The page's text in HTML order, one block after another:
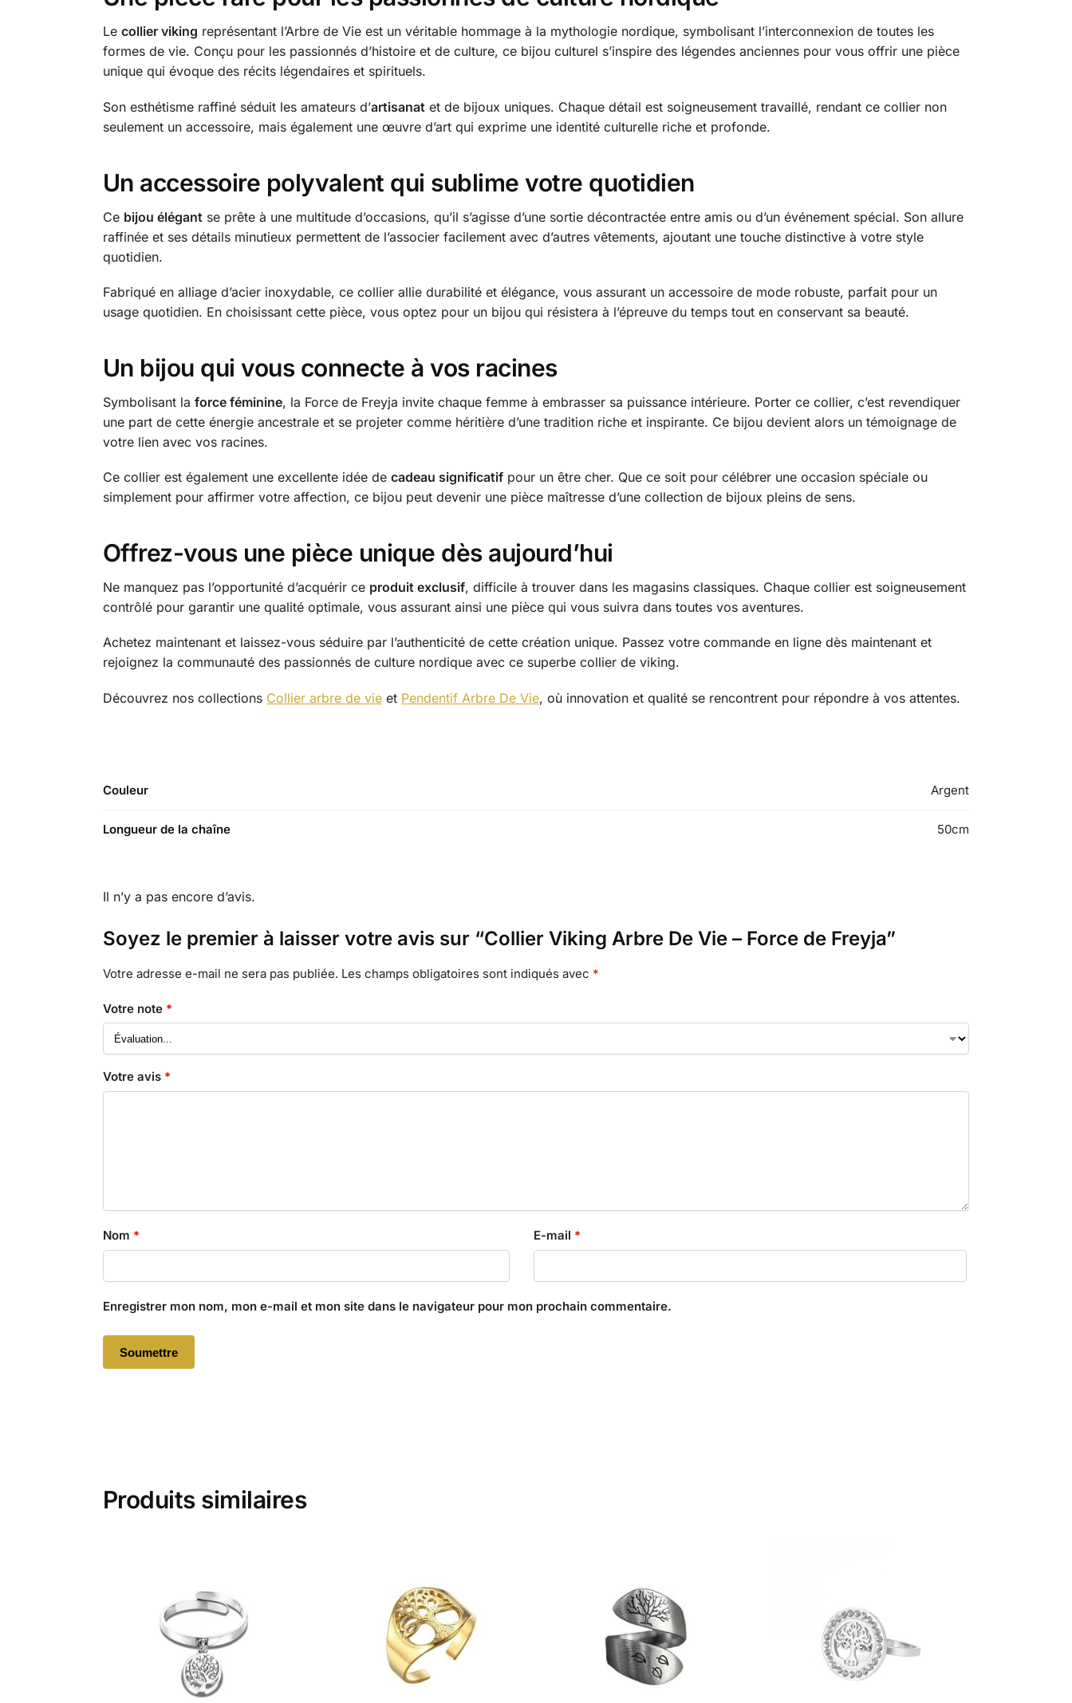
Le collier viking représentant l’Arbre de Vie est un véritable hommage à la mythologie nordique, symbolisant l’interconnexion de toutes les
formes de vie. Conçu pour les passionnés d’histoire et de culture, ce bijou culturel s’inspire des légendes anciennes pour vous offrir une pièce
unique qui évoque des récits légendaires et spirituels.
Son esthétisme raffiné séduit les amateurs d’artisanat et de bijoux uniques. Chaque détail est soigneusement travaillé, rendant ce collier non
seulement un accessoire, mais également une œuvre d’art qui exprime une identité culturelle riche et profonde.
Un accessoire polyvalent qui sublime votre quotidien
Ce bijou élégant se prête à une multitude d’occasions, qu’il s’agisse d’une sortie décontractée entre amis ou d’un événement spécial. Son allure
raffinée et ses détails minutieux permettent de l’associer facilement avec d’autres vêtements, ajoutant une touche distinctive à votre style
quotidien.
Fabriqué en alliage d’acier inoxydable, ce collier allie durabilité et élégance, vous assurant un accessoire de mode robuste, parfait pour un
usage quotidien. En choisissant cette pièce, vous optez pour un bijou qui résistera à l’épreuve du temps tout en conservant sa beauté.
Un bijou qui vous connecte à vos racines
Symbolisant la force féminine, la Force de Freyja invite chaque femme à embrasser sa puissance intérieure. Porter ce collier, c’est revendiquer
une part de cette énergie ancestrale et se projeter comme héritière d’une tradition riche et inspirante. Ce bijou devient alors un témoignage de
votre lien avec vos racines.
Ce collier est également une excellente idée de cadeau significatifpour un être cher. Que ce soit pour célébrer une occasion spéciale ou
simplement pour affirmer votre affection, ce bijou peut devenir une pièce maîtresse d’une collection de bijoux pleins de sens.
Offrez-vous une pièce unique dès aujourd’hui
Ne manquez pas l’opportunité d’acquérir ce produit exclusif, difficile à trouver dans les magasins classiques. Chaque collier est soigneusement
contrôlé pour garantir une qualité optimale, vous assurant ainsi une pièce qui vous suivra dans toutes vos aventures.
Achetez maintenant et laissez-vous séduire par l’authenticité de cette création unique. Passez votre commande en ligne dès maintenant et
rejoignez la communauté des passionnés de culture nordique avec ce superbe collier de viking.
Découvrez nos collections Collier arbre de vieet Pendentif Arbre De Vie, où innovation et qualité se rencontrent pour répondre à vos attentes.
Couleur Argent
Longueur de la chaîne 50cm
Il n’y a pas encore d’avis.
Soyez le premier à laisser votre avis sur “Collier Viking Arbre De Vie – Force de Freyja”
Votre adresse e-mail ne sera pas publiée. Les champs obligatoires sont indiqués avec *
Votre note *
Votre avis *
Nom * E-mail *
Enregistrer mon nom, mon e-mail et mon site dans le navigateur pour mon prochain commentaire.
Produits similaires